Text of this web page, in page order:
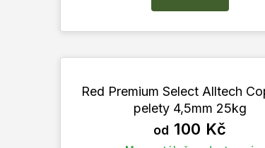
Red Premium Select Alltech
pelety 4,5mm 25kg
od 100 Kč